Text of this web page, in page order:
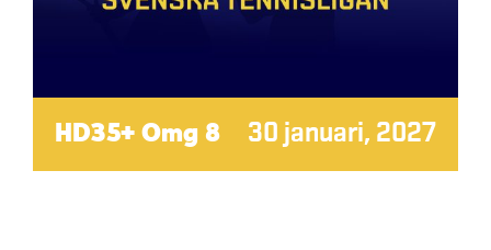
HD35+ Omg 8 30 januari, 2027